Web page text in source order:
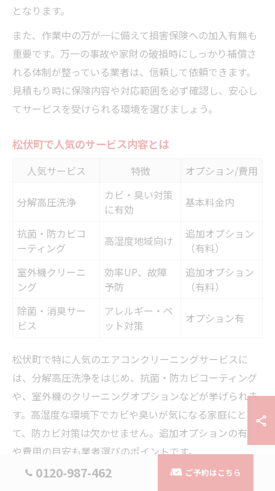
となります。
また、作業中の万が一に備えて損害保険への加入有無も
重要です。万一の事故や家財の破損時にしっかり補償さ
れる体制が整っている業者は、信頼して依頼できます。
見積もり時に保険内容や対応範囲を必ず確認し、安心し
てサービスを受けられる環境を選びましょう。
松伏町で人気のサービス内容とは
人気サービス 特徴 オプション/費用
分解高圧洗浄
カビ・臭い対策
に有効
基本料金内
抗菌・防カビコ
ーティング
高湿度地域向け
追加オプション
（有料）
室外機クリーニ
ング
効率UP、故障
予防
追加オプション
（有料）
除菌・消臭サー
ビス
アレルギー・ペ
ット対策
オプション有
松伏町で特に人気のエアコンクリーニングサービスに
は、分解高圧洗浄をはじめ、抗菌・防カビコーティング
や、室外機のクリーニングオプションなどが挙げられま
す。高湿度な環境下でカビや臭いが気になる家庭にとっ
て、防カビ対策は欠かせません。追加オプションの有無
や費用の目安も業者選びのポイントです。
また、アレルギー対策として除菌対応や、ペットのいる
0120-987-462 ご予約はこちら